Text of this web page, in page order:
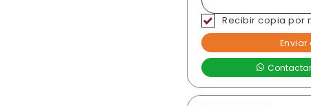
Recibir copia por